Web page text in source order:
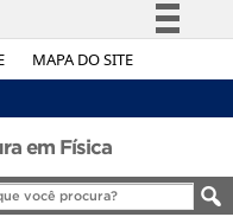
MAPA DO SITE
Simplifique!
Legislação
em Física